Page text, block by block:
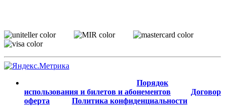
Порядок
использования и билетов и абонементов
Договор
оферта
Политика конфиденциальности